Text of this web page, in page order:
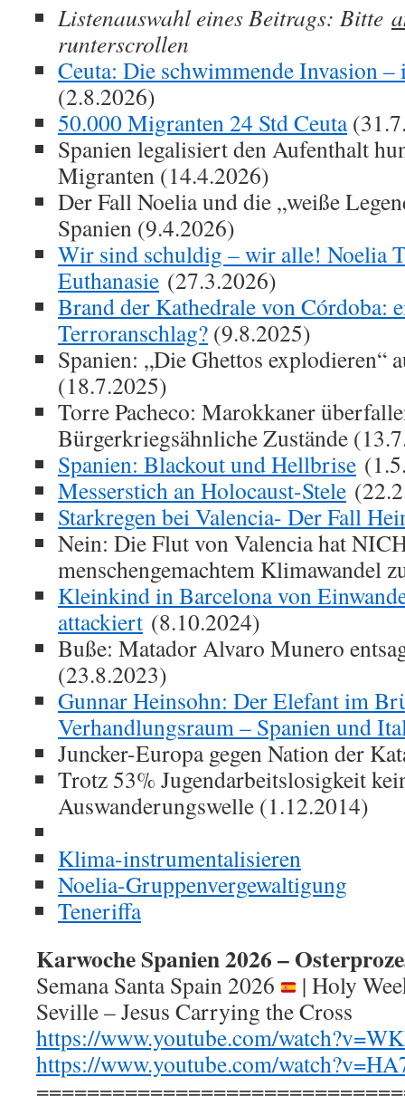
Listenauswahl eines Beitrags: Bitte
runterscrollen
Ceuta: Die schwimmende Invasion –
(2.8.2026)
50.000 Migranten 24 Std Ceuta
Spanien legalisiert den Aufenthalt
Migranten (14.4.2026)
Der Fall Noelia und die „weiße
Spanien (9.4.2026)
Wir sind schuldig – wir alle! Noelia
Euthanasie (27.3.2026)
Brand der Kathedrale von Córdoba:
Terroranschlag? (9.8.2025)
Spanien: „Die Ghettos explodieren“
(18.7.2025)
Torre Pacheco: Marokkaner
Bürgerkriegsähnliche Zustände
Spanien: Blackout und Hellbrise
Messerstich an Holocaust-Stele
Starkregen bei Valencia- Der Fall
Nein: Die Flut von Valencia hat
menschengemachtem Klimawandel
Kleinkind in Barcelona von
attackiert (8.10.2024)
Buße: Matador Alvaro Munero
(23.8.2023)
Gunnar Heinsohn: Der Elefant im
Verhandlungsraum – Spanien und
Juncker-Europa gegen Nation der
Trotz 53% Jugendarbeitslosigkeit
Auswanderungswelle (1.12.2014)
Klima-instrumentalisieren
Noelia-Gruppenvergewaltigung
Teneriffa
Karwoche Spanien 2026 –
Semana Santa Spain 2026
| Holy
Seville – Jesus Carrying the Cross
https://www.youtube.com/
https://www.youtube.com/